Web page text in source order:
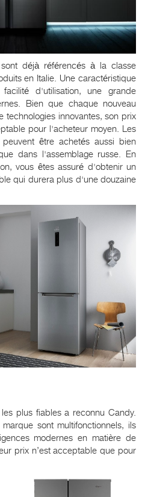
déjà référencés à la classe
en Italie. Une caractéristique
d'utilisation, une grande
Bien que chaque nouveau
technologies innovantes, son prix
pour l'acheteur moyen. Les
être achetés aussi bien
dans l'assemblage russe. En
vous êtes assuré d'obtenir un
qui durera plus d'une douzaine
plus fiables a reconnu Candy.
sont multifonctionnels, ils
modernes en matière de
prix n’est acceptable que pour